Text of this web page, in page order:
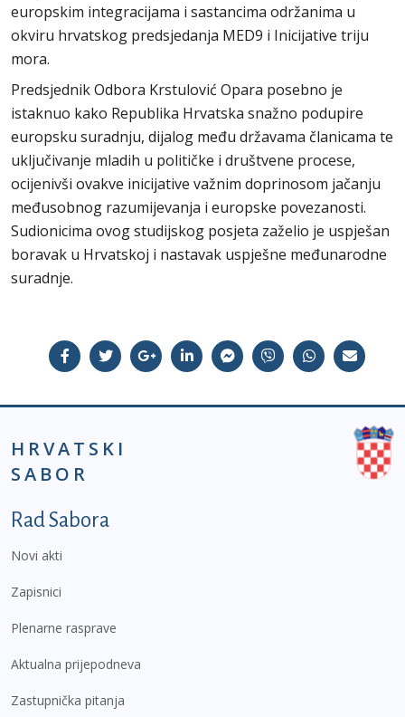
europskim integracijama i sastancima održanima u
okviru hrvatskog predsjedanja MED9 i Inicijative triju
mora.
Predsjednik Odbora Krstulović Opara posebno je
istaknuo kako Republika Hrvatska snažno podupire
europsku suradnju, dijalog među državama članicama te
uključivanje mladih u političke i društvene procese,
ocijenivši ovakve inicijative važnim doprinosom jačanju
međusobnog razumijevanja i europske povezanosti.
Sudionicima ovog studijskog posjeta zaželio je uspješan
boravak u Hrvatskoj i nastavak uspješne međunarodne
suradnje.
HRVATSKI
SABOR
Podnožje prvi izbornik
Rad Sabora
Novi akti
Zapisnici
Plenarne rasprave
Aktualna prijepodneva
Zastupnička pitanja